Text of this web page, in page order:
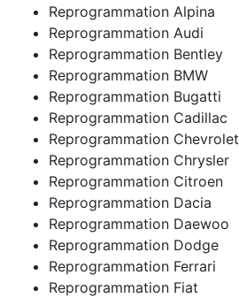
Reprogrammation Alpina
Reprogrammation Audi
Reprogrammation Bentley
Reprogrammation BMW
Reprogrammation Bugatti
Reprogrammation Cadillac
Reprogrammation Chevrolet
Reprogrammation Chrysler
Reprogrammation Citroen
Reprogrammation Dacia
Reprogrammation Daewoo
Reprogrammation Dodge
Reprogrammation Ferrari
Reprogrammation Fiat